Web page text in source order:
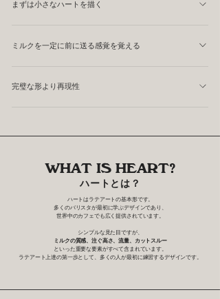
まずは小さなハートを描く
私たちは、まずほどほどなサイズのハートを描くことをお
量が少なくなってミルクがグシャッと流れて綺麗な形にな
ミルクを一定に前に送る感覚を覚える
す。 ミルクの量を一定にキープしながらピッチャーを前
完璧な形より再現性
ことからはじめるといいですよ。
WHAT IS HEART?
ハートとは？
ハートはラテアートの基本形です。
多くのバリスタが最初に学ぶデザインであり、
世界中のカフェでも広く提供されています。
シンプルな見た目ですが、
ミルクの質感、注ぐ高さ、流量、カットスルー
といった重要な要素がすべて含まれています。
ラテアート上達の第一歩として、多くの人が最初に練習するデザインです。